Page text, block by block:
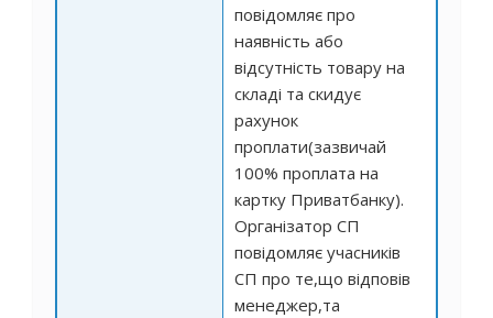
повідомляє про
наявність або
відсутність товару на
складі та скидує
рахунок
проплати(зазвичай
100% проплата на
картку Приватбанку).
Організатор СП
повідомляє учасників
СП про те,що відповів
менеджер,та